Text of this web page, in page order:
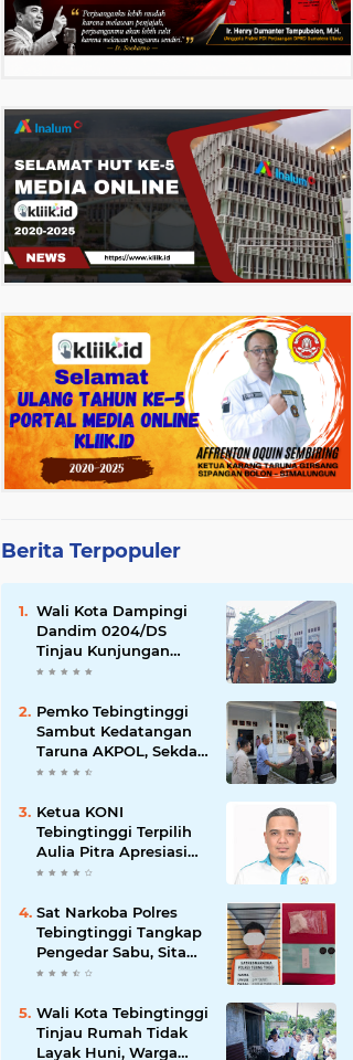
Berita Terpopuler
Wali Kota Dampingi
Dandim 0204/DS
Tinjau Kunjungan
Taruna AKPOL di
Tebingtinggi
Pemko Tebingtinggi
Sambut Kedatangan
Taruna AKPOL, Sekda:
Jadikan Momen
Ketua KONI
Tebingtinggi Terpilih
Aulia Pitra Apresiasi
Dukungan Cabor dan
Menuju PORPROVSU
2026
Sat Narkoba Polres
Tebingtinggi Tangkap
Pengedar Sabu, Sita
9,56 Gram Sabu
Wali Kota Tebingtinggi
Tinjau Rumah Tidak
Layak Huni, Warga